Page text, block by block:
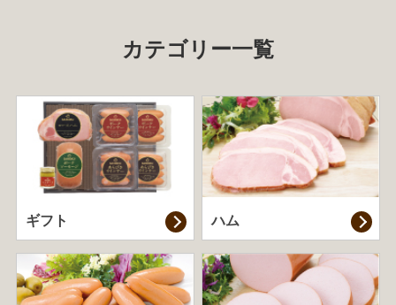
カテゴリー一覧
ギフト ハム